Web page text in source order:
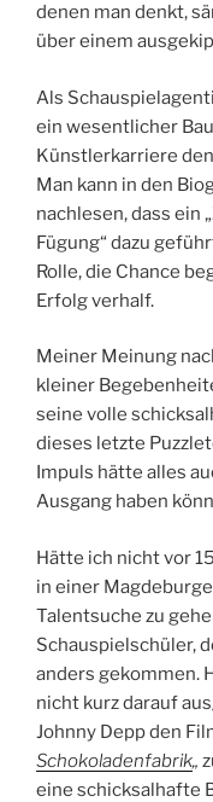
denen man denkt,
über einem
Als
ein wesentlicher
Künstlerkarriere
Man kann in den
nachlesen, dass ein
Fügung“ dazu
Rolle, die Chance
Erfolg verhalf.
Meiner Meinung
kleiner
seine volle
dieses letzte
Impuls hätte alles
Ausgang haben
Hätte ich nicht vor
in einer
Talentsuche zu
Schauspielschüler,
anders gekommen.
nicht kurz darauf
Johnny Depp den
Schokoladenfabrik„
eine schicksalhafte